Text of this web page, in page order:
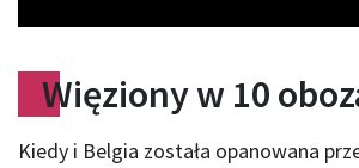
Więziony w 10
Kiedy i Belgia została opanowana